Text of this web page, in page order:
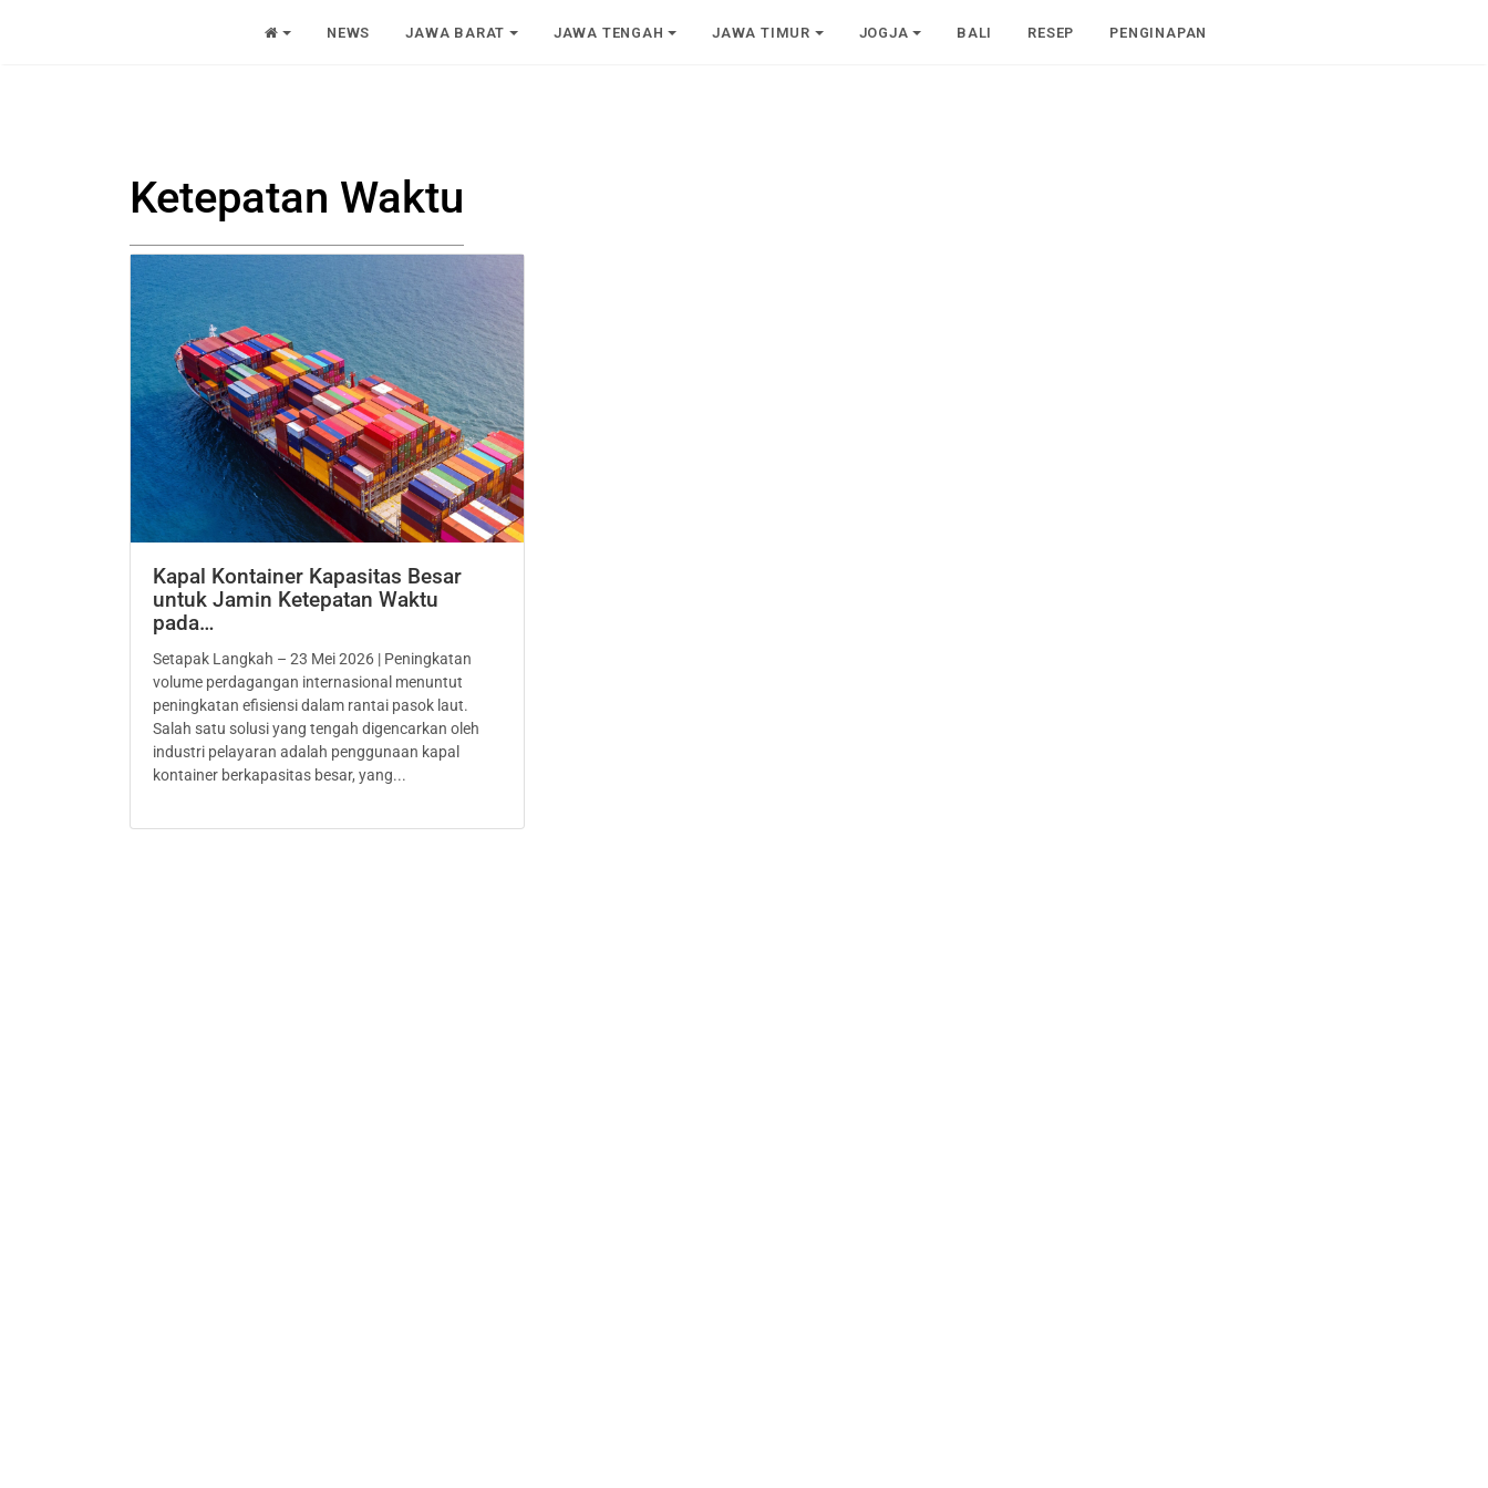
NEWS JAWA BARAT JAWA TENGAH JAWA TIMUR JOGJA BALI RESEP PENGINAPAN
Ketepatan Waktu
Kapal Kontainer Kapasitas Besar
untuk Jamin Ketepatan Waktu
pada…
Setapak Langkah – 23 Mei 2026 | Peningkatan
volume perdagangan internasional menuntut
peningkatan efisiensi dalam rantai pasok laut.
Salah satu solusi yang tengah digencarkan oleh
industri pelayaran adalah penggunaan kapal
kontainer berkapasitas besar, yang...